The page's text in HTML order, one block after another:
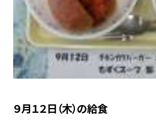
９月１２日（木）の給食